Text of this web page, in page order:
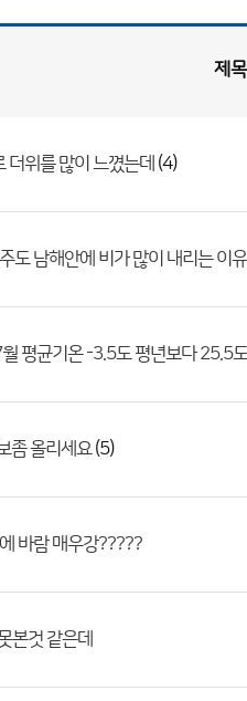
제목
위를 많이 느꼈는데 (4)
도 남해안에 비가 많이 내리는 이
평균기온 -3.5도 평년보다 25.5
좀 올리세요(5)
바람 매우강?????
본것 같은데